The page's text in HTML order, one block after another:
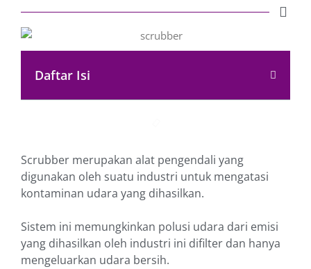
Daftar Isi
Scrubber merupakan alat pengendali yang
digunakan oleh suatu industri untuk mengatasi
kontaminan udara yang dihasilkan.
Sistem ini memungkinkan polusi udara dari emisi
yang dihasilkan oleh industri ini difilter dan hanya
mengeluarkan udara bersih.